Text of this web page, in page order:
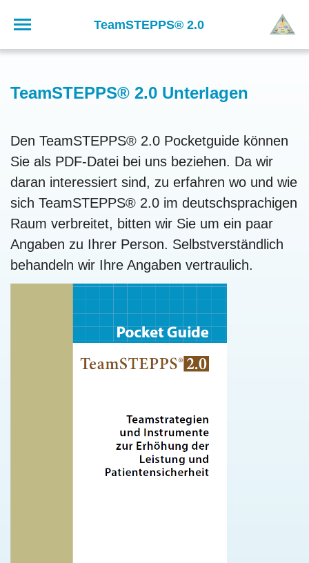
content
TeamSTEPPS® 2.0 Unterlagen
Den TeamSTEPPS® 2.0 Pocketguide können
Sie als PDF-Datei bei uns beziehen. Da wir
daran interessiert sind, zu erfahren wo und wie
sich TeamSTEPPS® 2.0 im deutschsprachigen
Raum verbreitet, bitten wir Sie um ein paar
Angaben zu Ihrer Person. Selbstverständlich
behandeln wir Ihre Angaben vertraulich.